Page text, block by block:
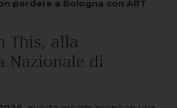
perdere a Bologna con ART
This, alla
Nazionale di